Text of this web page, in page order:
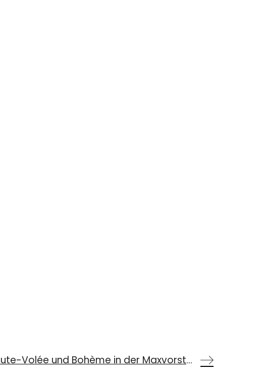
Münchner Geschichte(n),10/2013: Haute-Volée und Bohème in der Maxvorstadt